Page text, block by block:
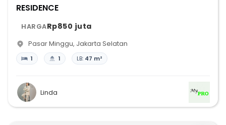
RESIDENCE
HARGARp850 juta
Pasar Minggu, Jakarta Selatan
1 1 LB: 47 m²
Linda